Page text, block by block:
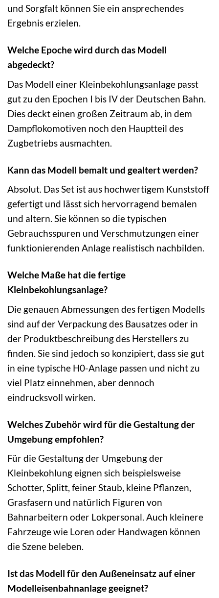
und Sorgfalt können Sie ein ansprechendes
Ergebnis erzielen.
Welche Epoche wird durch das Modell
abgedeckt?
Das Modell einer Kleinbekohlungsanlage passt
gut zu den Epochen I bis IV der Deutschen Bahn.
Dies deckt einen großen Zeitraum ab, in dem
Dampflokomotiven noch den Hauptteil des
Zugbetriebs ausmachten.
Kann das Modell bemalt und gealtert werden?
Absolut. Das Set ist aus hochwertigem Kunststoff
gefertigt und lässt sich hervorragend bemalen
und altern. Sie können so die typischen
Gebrauchsspuren und Verschmutzungen einer
funktionierenden Anlage realistisch nachbilden.
Welche Maße hat die fertige
Kleinbekohlungsanlage?
Die genauen Abmessungen des fertigen Modells
sind auf der Verpackung des Bausatzes oder in
der Produktbeschreibung des Herstellers zu
finden. Sie sind jedoch so konzipiert, dass sie gut
in eine typische H0-Anlage passen und nicht zu
viel Platz einnehmen, aber dennoch
eindrucksvoll wirken.
Welches Zubehör wird für die Gestaltung der
Umgebung empfohlen?
Für die Gestaltung der Umgebung der
Kleinbekohlung eignen sich beispielsweise
Schotter, Splitt, feiner Staub, kleine Pflanzen,
Grasfasern und natürlich Figuren von
Bahnarbeitern oder Lokpersonal. Auch kleinere
Fahrzeuge wie Loren oder Handwagen können
die Szene beleben.
Ist das Modell für den Außeneinsatz auf einer
Modelleisenbahnanlage geeignet?